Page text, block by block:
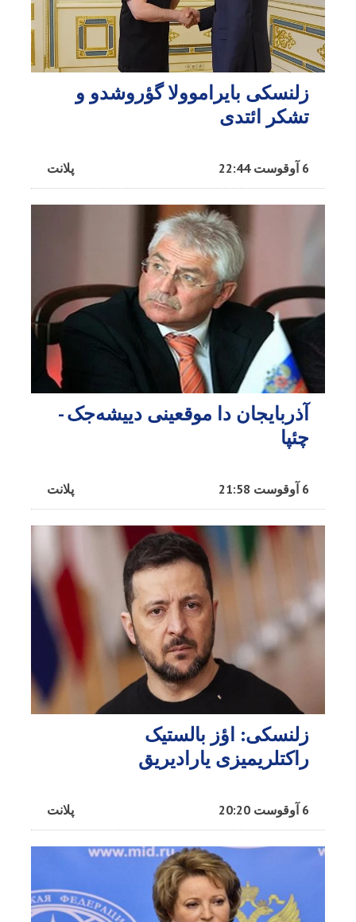
زلنسکی بایراموولا گؤروشدو و
تشکر ائتدی
پلانت 6 آوقوست 22:44
آذربایجان دا موقعینی دییشه‌جک -
چئپا
پلانت 6 آوقوست 21:58
زلنسکی: اؤز بالستیک
راکتلریمیزی یارادیریق
پلانت 6 آوقوست 20:20